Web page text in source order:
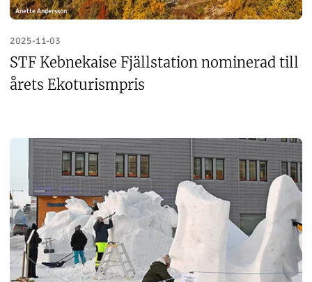
Anette Andersson
2025-11-03
STF Kebnekaise Fjällstation nominerad till
årets Ekoturismpris